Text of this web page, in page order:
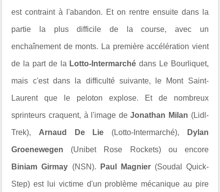
est contraint à l'abandon. Et on rentre ensuite dans la
partie la plus difficile de la course, avec un
enchaînement de monts. La première accélération vient
de la part de la Lotto-Intermarché dans Le Bourliquet,
mais c'est dans la difficulté suivante, le Mont Saint-
Laurent que le peloton explose. Et de nombreux
sprinteurs craquent, à l'image deJonathan Milan (Lidl-
Trek), Arnaud De Lie (Lotto-Intermarché), Dylan
Groenewegen (Unibet Rose Rockets) ou encore
Biniam Girmay (NSN). Paul Magnier(Soudal Quick-
Step) est lui victime d'un problème mécanique au pire